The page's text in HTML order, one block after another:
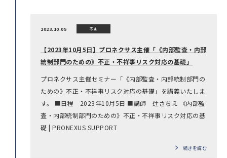
2023.10.05 不正
【2023年10月5日】プロネクサス主催「《内部監査・内部
統制部門のための》不正・不祥事リスク対応の基礎」
プロネクサス主催セミナー「《内部監査・内部統制部門の
ための》不正・不祥事リスク対応の基礎」を講義いたしま
す。 ■日程 2023年10月5日 ■講師 辻さちえ 《内部監
査・内部統制部門のための》不正・不祥事リスク対応の基
礎 | PRONEXUS SUPPORT
続きを読む